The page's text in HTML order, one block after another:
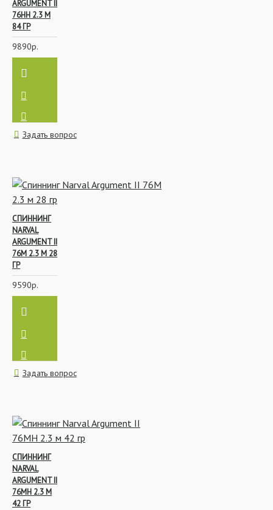
ARGUMENT II
76HH 2.3 М
84 ГР
9890р.
Задать вопрос
СПИННИНГ
NARVAL
ARGUMENT II
76M 2.3 М 28
ГР
9590р.
Задать вопрос
СПИННИНГ
NARVAL
ARGUMENT II
76MH 2.3 М
42 ГР